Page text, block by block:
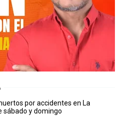
por accidentes en La
sábado y domingo